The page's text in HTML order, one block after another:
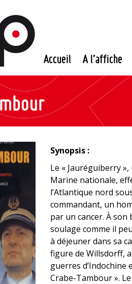
Accueil A l’affiche
Synopsis :
Le « Jauréguiberry »,
Marine nationale,
l’Atlantique nord
commandant, un
par un cancer. À son
soulage comme il
à déjeuner dans sa
figure de Willsdorff,
guerres d’Indochine
Crabe-Tambour ».